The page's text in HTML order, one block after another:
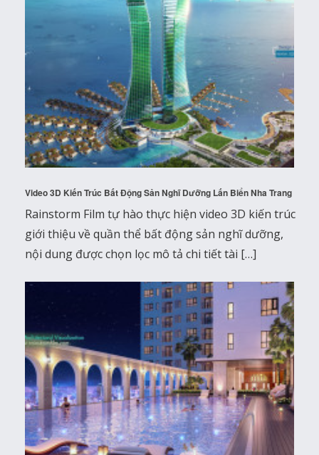
Video 3D Kiến Trúc Bất Động Sản Nghĩ Dưỡng Lấn Biển Nha Trang
Rainstorm Film tự hào thực hiện video 3D kiến trúc
giới thiệu về quần thể bất động sản nghĩ dưỡng,
nội dung được chọn lọc mô tả chi tiết tài […]